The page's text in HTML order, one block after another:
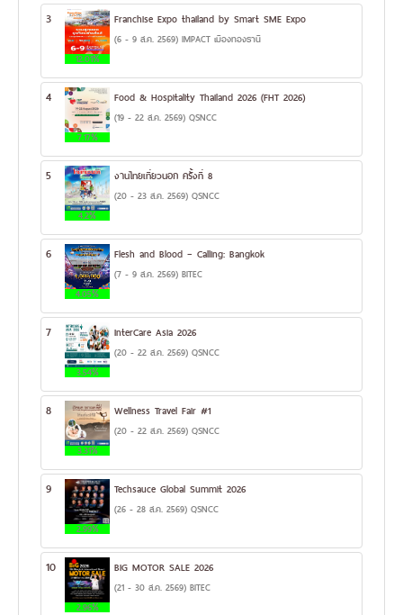
3
12.01%
Franchise Expo thailand by Smart SME Expo
(6 - 9 ส.ค. 2569) IMPACT เมืองทองธานี
4
7.17%
Food & Hospitality Thailand 2026 (FHT 2026)
(19 - 22 ส.ค. 2569) QSNCC
5
4.2%
งานไทยเที่ยวนอก ครั้งที่ 8
(20 - 23 ส.ค. 2569) QSNCC
6
4.05%
Flesh and Blood – Calling: Bangkok
(7 - 9 ส.ค. 2569) BITEC
7
3.54%
InterCare Asia 2026
(20 - 22 ส.ค. 2569) QSNCC
8
3.31%
Wellness Travel Fair #1
(20 - 22 ส.ค. 2569) QSNCC
9
2.99%
Techsauce Global Summit 2026
(26 - 28 ส.ค. 2569) QSNCC
10
2.96%
BIG MOTOR SALE 2026
(21 - 30 ส.ค. 2569) BITEC